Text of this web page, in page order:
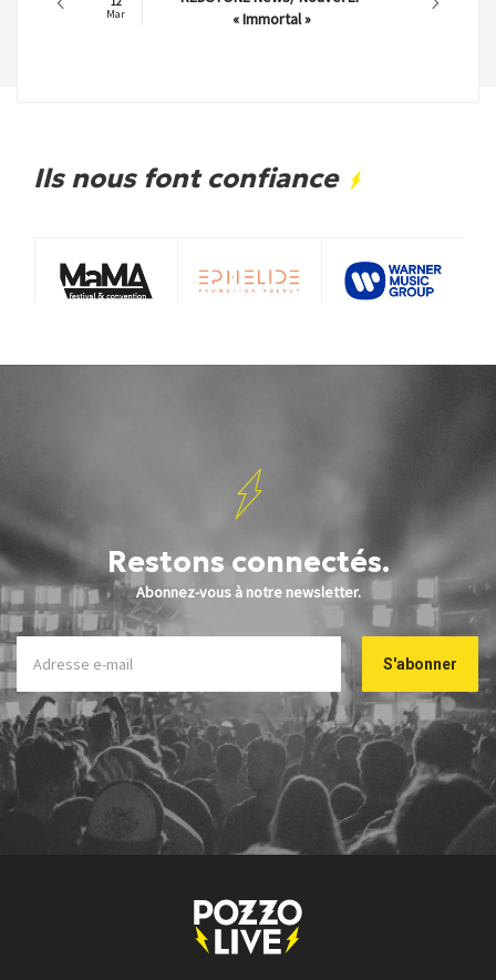
Mar
« Immortal »
Ils nous font confiance
Restons connectés.
Abonnez-vous à notre newsletter.